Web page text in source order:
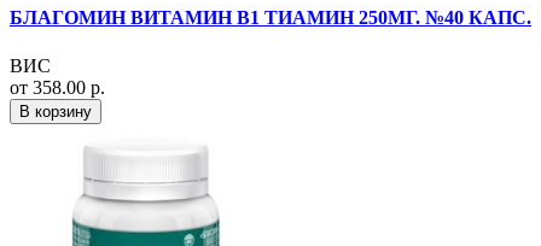
БЛАГОМИН ВИТАМИН B1 ТИАМИН 250МГ. №40 КАПС.
ВИС
от 358.00 р.
В корзину